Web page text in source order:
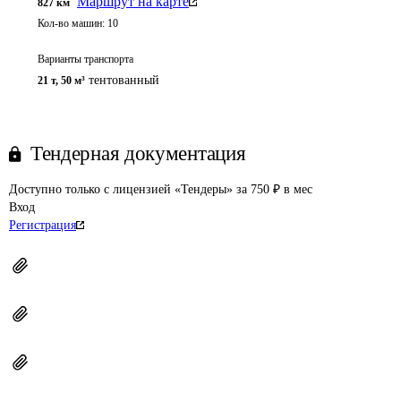
827 км
Кол-во машин: 10
Варианты транспорта
21 т, 50 м³ тентованный
Тендерная документация
Доступно только с лицензией «Тендеры» за 750 ₽ в мес
Вход
Регистрация